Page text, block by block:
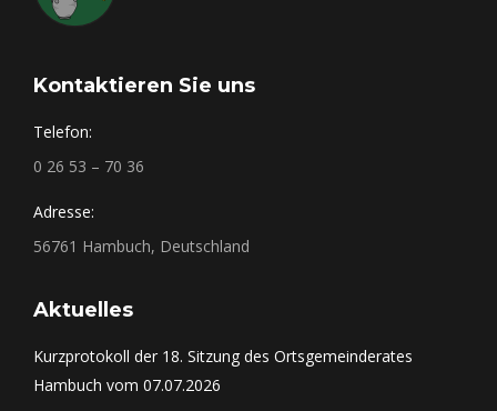
Kontaktieren Sie uns
Telefon:
0 26 53 – 70 36
Adresse:
56761 Hambuch, Deutschland
Aktuelles
Kurzprotokoll der 18. Sitzung des Ortsgemeinderates
Hambuch vom 07.07.2026